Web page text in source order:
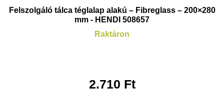
Felszolgáló tálca téglalap alakú – Fibreglass – 200×280
mm - HENDI 508657
Raktáron
2.710 Ft